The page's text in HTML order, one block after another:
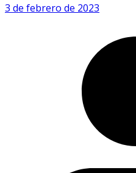
3 de febrero de 2023